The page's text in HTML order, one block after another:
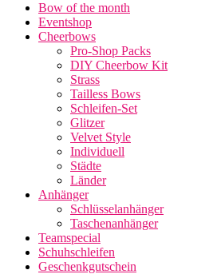
Bow of the month
Eventshop
Cheerbows
Pro-Shop Packs
DIY Cheerbow Kit
Strass
Tailless Bows
Schleifen-Set
Glitzer
Velvet Style
Individuell
Städte
Länder
Anhänger
Schlüsselanhänger
Taschenanhänger
Teamspecial
Schuhschleifen
Geschenkgutschein